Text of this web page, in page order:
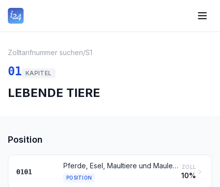
Zolltarifnummer suchen/S1
01 KAPITEL
LEBENDE TIERE
Position
0101
Pferde, Esel, Maultiere und Maulesel, lebend
POSITION
ZOLL
10%